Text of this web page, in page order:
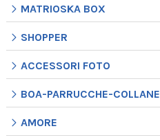
MATRIOSKA BOX
SHOPPER
ACCESSORI FOTO
BOA-PARRUCCHE-COLLANE
AMORE